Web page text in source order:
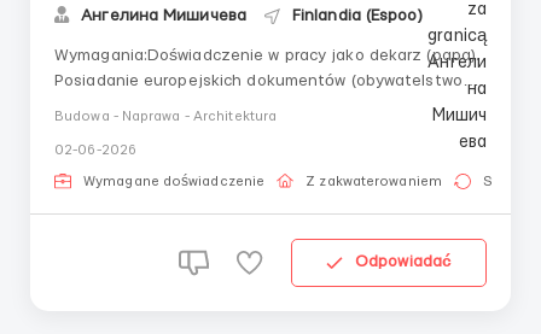
Ангелина Мишичева Finlandia (Espoo)
Wymagania:Doświadczenie w pracy jako dekarz (papa).
Posiadanie europejskich dokumentów (obywatelstwo
Grafik: 8 godzin dziennie. Możliwe nadgodziny w dni
powszednie i dodatkowe godzin...
Budowa - Naprawa - Architektura
02-06-2026
Wymagane doświadczenie Z zakwaterowaniem Stała
Odpowiadać